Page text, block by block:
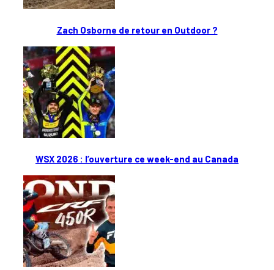
Zach Osborne de retour en Outdoor ?
WSX 2026 : l’ouverture ce week-end au Canada